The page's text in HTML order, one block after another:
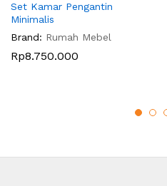
Set Kamar Pengantin
Minimalis
Brand: Rumah Mebel
Rp8.750.000